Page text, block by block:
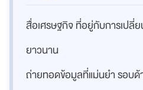
สื่อเศรษฐกิจ ที่อยู่กับการเปลี่ย
ยาวนาน
ถ่ายทอดข้อมูลที่แม่นยำ รอบด้